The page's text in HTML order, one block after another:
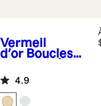
Vermeil
d'or Boucles
anneau bombé
4.9